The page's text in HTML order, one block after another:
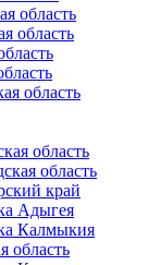
область
область
область
область
область
край
Адыгея
Калмыкия
область